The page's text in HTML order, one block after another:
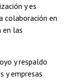
y es
colaboración en
en las
y respaldo
y empresas